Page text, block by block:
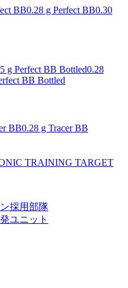
BB0.28 g Perfect BB0.30
g Perfect BB Bottled0.28
BB Bottled
BB0.28 g Tracer BB
TRAINING TARGET
採用部隊
ユニット